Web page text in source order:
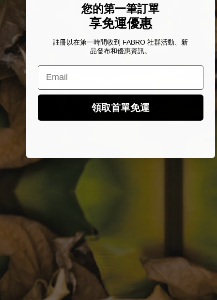
您的第一筆訂單
享免運優惠
註冊以在第一時間收到 FABRO 社群活動、新
品發布和優惠資訊。
Email
領取首單免運